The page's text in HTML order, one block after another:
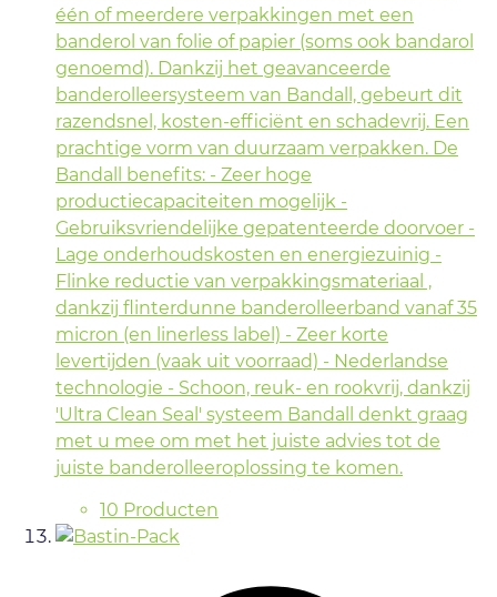
één of meerdere verpakkingen met een
banderol van folie of papier (soms ook bandarol
genoemd). Dankzij het geavanceerde
banderolleersysteem van Bandall, gebeurt dit
razendsnel, kosten-efficiënt en schadevrij. Een
prachtige vorm van duurzaam verpakken. De
Bandall benefits: - Zeer hoge
productiecapaciteiten mogelijk -
Gebruiksvriendelijke gepatenteerde doorvoer -
Lage onderhoudskosten en energiezuinig -
Flinke reductie van verpakkingsmateriaal ,
dankzij flinterdunne banderolleerband vanaf 35
micron (en linerless label) - Zeer korte
levertijden (vaak uit voorraad) - Nederlandse
technologie - Schoon, reuk- en rookvrij, dankzij
'Ultra Clean Seal' systeem Bandall denkt graag
met u mee om met het juiste advies tot de
juiste banderolleeroplossing te komen.
10 Producten